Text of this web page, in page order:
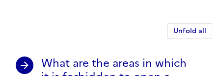
Unfold all
What are the areas in which